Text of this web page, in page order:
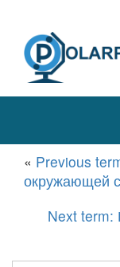
« Previous
окружающей
Next term: